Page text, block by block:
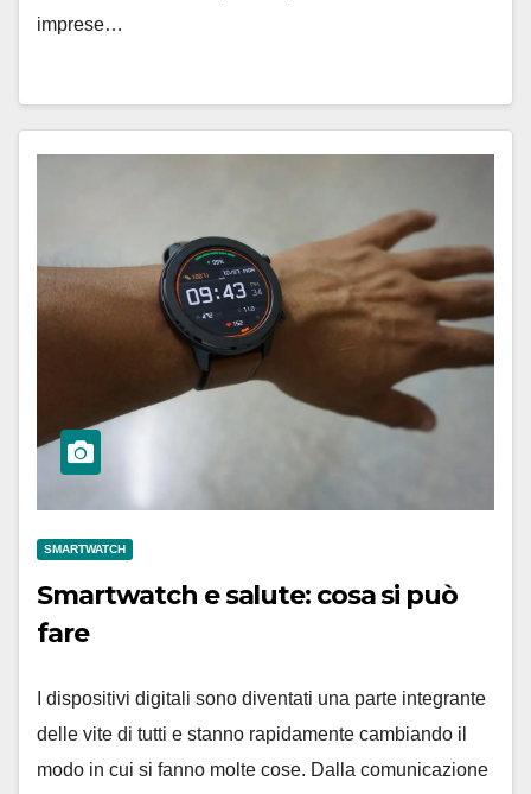
imprese…
SMARTWATCH
Smartwatch e salute: cosa si può
fare
I dispositivi digitali sono diventati una parte integrante
delle vite di tutti e stanno rapidamente cambiando il
modo in cui si fanno molte cose. Dalla comunicazione